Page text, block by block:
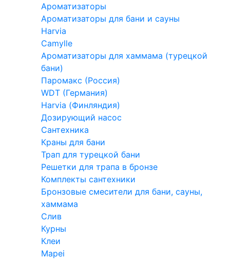
Ароматизаторы
Ароматизаторы для бани и сауны
Harvia
Camylle
Ароматизаторы для хаммама (турецкой
бани)
Паромакс (Россия)
WDT (Германия)
Harvia (Финляндия)
Дозирующий насос
Сантехника
Краны для бани
Трап для турецкой бани
Решетки для трапа в бронзе
Комплекты сантехники
Бронзовые смесители для бани, сауны,
хаммама
Слив
Курны
Клеи
Mapei